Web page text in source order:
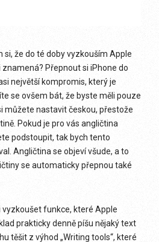
si, že do té doby vyzkouším Apple
znamená? Přepnout si iPhone do
největší kompromis, který je
se ovšem bát, že byste měli pouze
můžete nastavit českou, přestože
Pokud je pro vás angličtina
podstoupit, tak bych tento
Angličtina se objeví všude, a to
se automaticky přepnou také
vyzkoušet funkce, které Apple
prakticky denně píšu nějaký text
těšit z výhod „Writing tools“, které